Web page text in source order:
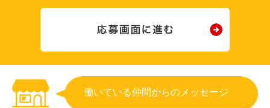
働いている仲間からのメッセージ